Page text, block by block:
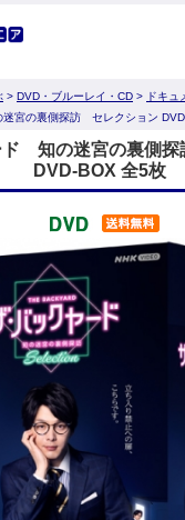
> DVD・ブルーレイ・CD > ドキュ
宮の裏側探訪 セレクション
ド 知の迷宮の裏側
DVD-BOX 全5枚